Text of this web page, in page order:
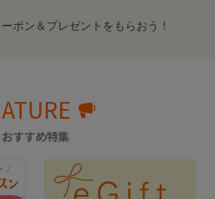
ポン＆プレゼントをもらおう！
おすすめ特集